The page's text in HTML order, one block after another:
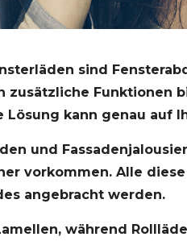
sind
zusätzliche Funktionen
Lösung kann genau auf
und
vorkommen. Alle
angebracht werden.
während